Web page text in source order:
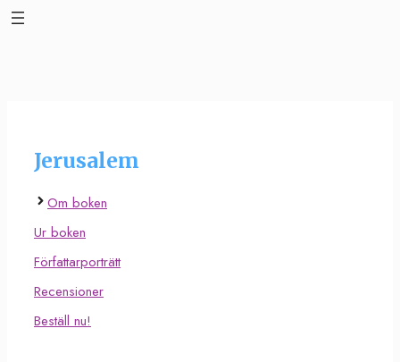
Hoppa
till
Jerusalem
Om boken
Ur boken
Författarporträtt
Recensioner
Beställ nu!